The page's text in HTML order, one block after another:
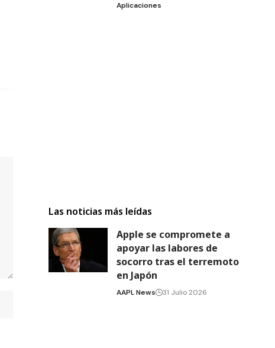
Aplicaciones
Las noticias más leídas
Apple se compromete a
apoyar las labores de
socorro tras el terremoto
en Japón
AAPL News 31 Julio 2026